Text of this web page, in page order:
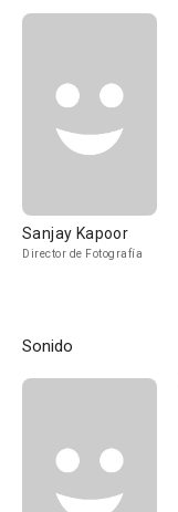
Sanjay Kapoor
Director de Fotografía
Sonido